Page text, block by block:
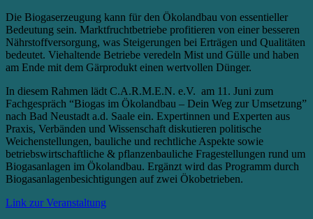
Die Biogaserzeugung kann für den Ökolandbau von essentieller
Bedeutung sein. Marktfruchtbetriebe profitieren von einer besseren
Nährstoffversorgung, was Steigerungen bei Erträgen und Qualitäten
bedeutet. Viehaltende Betriebe veredeln Mist und Gülle und haben
am Ende mit dem Gärprodukt einen wertvollen Dünger.
In diesem Rahmen lädt C.A.R.M.E.N. e.V. am 11. Juni zum
Fachgespräch “Biogas im Ökolandbau – Dein Weg zur Umsetzung”
nach Bad Neustadt a.d. Saale ein. Expertinnen und Experten aus
Praxis, Verbänden und Wissenschaft diskutieren politische
Weichenstellungen, bauliche und rechtliche Aspekte sowie
betriebswirtschaftliche & pflanzenbauliche Fragestellungen rund um
Biogasanlagen im Ökolandbau. Ergänzt wird das Programm durch
Biogasanlagenbesichtigungen auf zwei Ökobetrieben.
Link zur Veranstaltung